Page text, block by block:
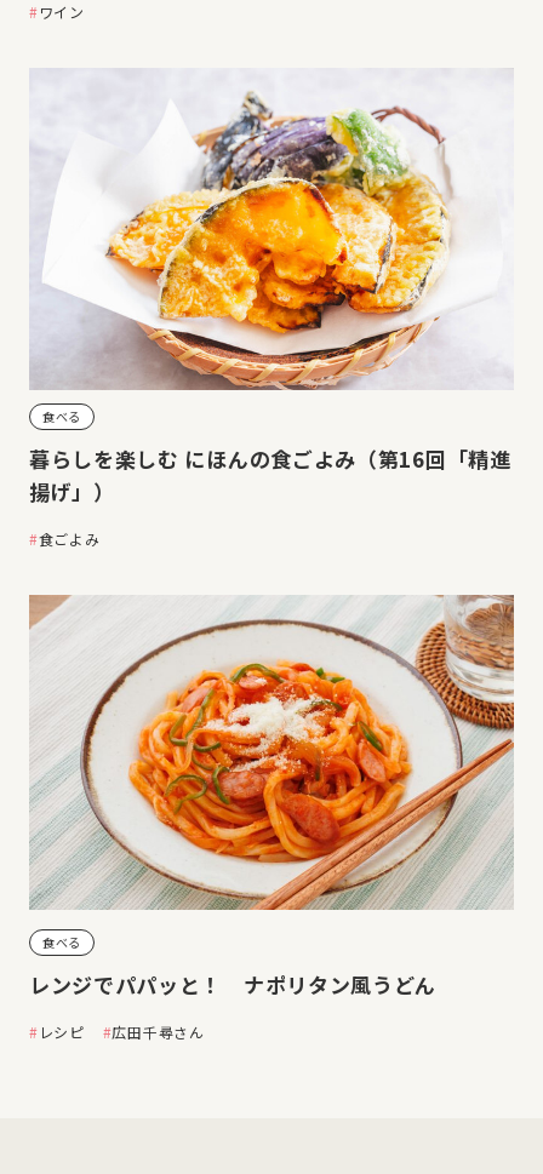
ワイン
食べる
暮らしを楽しむ にほんの食ごよみ（第16回「精進
揚げ」）
食ごよみ
食べる
レンジでパパッと！ ナポリタン風うどん
レシピ 広田千尋さん